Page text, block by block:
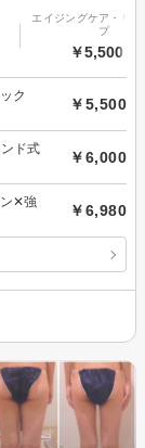
エイジングケア・リ
プ
￥5,500～
ック
￥5,500
ド式
￥6,000
ン✕強
￥6,980